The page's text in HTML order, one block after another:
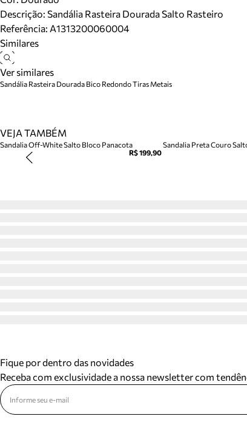
Descrição: Sandália Rasteira Dourada Salto Rasteiro
Referência: A1313200060004
Similares
Ver similares
Sandália Rasteira Dourada Bico Redondo Tiras Metais
VEJA TAMBÉM
Sandalia Off-White Salto Bloco Panacota
R$ 199,90
Sandalia Preta Couro
Fique por dentro das novidades
Receba com exclusividade a nossa newsletter com